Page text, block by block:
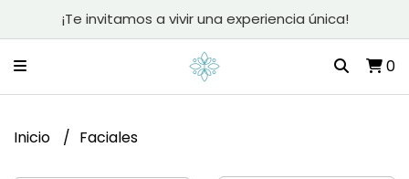
¡Te invitamos a vivir una experiencia única!
0
Inicio Faciales